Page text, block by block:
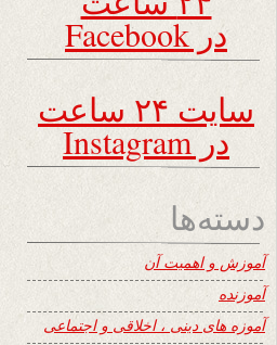
در Facebook
سایت ۲۴ ساعت
در Instagram
دسته‌ها
آموزش و اهمیت آن
آموزنده
آموزه های دینی ، اخلاقی و اجتماعی